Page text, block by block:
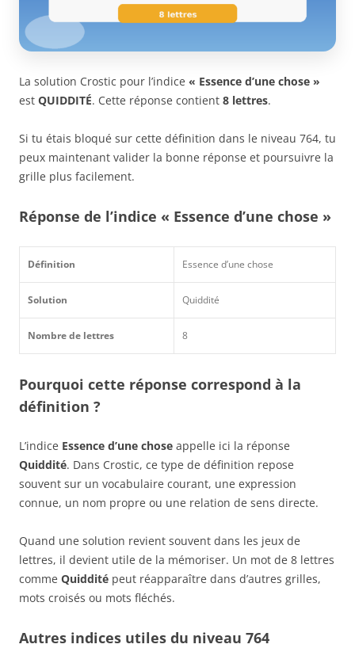
La solution Crostic pour l’indice « Essence d’une chose »
est QUIDDITÉ. Cette réponse contient 8 lettres.
Si tu étais bloqué sur cette définition dans le niveau 764, tu
peux maintenant valider la bonne réponse et poursuivre la
grille plus facilement.
Réponse de l’indice « Essence d’une chose »
Définition Essence d’une chose
Solution Quiddité
Nombre de lettres 8
Pourquoi cette réponse correspond à la
définition ?
L’indice Essence d’une chose appelle ici la réponse
Quiddité. Dans Crostic, ce type de définition repose
souvent sur un vocabulaire courant, une expression
connue, un nom propre ou une relation de sens directe.
Quand une solution revient souvent dans les jeux de
lettres, il devient utile de la mémoriser. Un mot de 8 lettres
comme Quiddité peut réapparaître dans d’autres grilles,
mots croisés ou mots fléchés.
Autres indices utiles du niveau 764